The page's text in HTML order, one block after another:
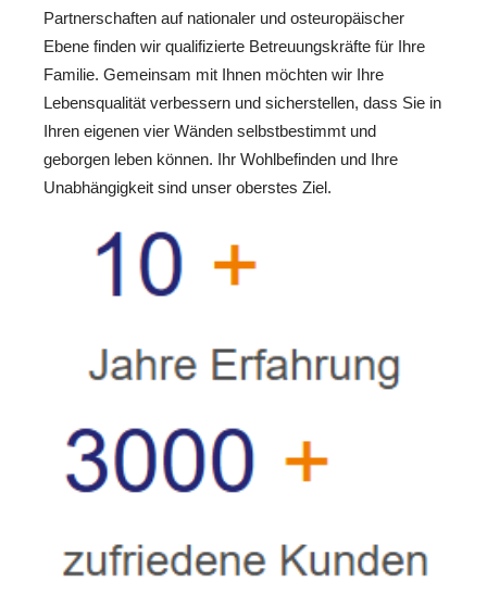
Partnerschaften auf nationaler und osteuropäischer
Ebene finden wir qualifizierte Betreuungskräfte für Ihre
Familie. Gemeinsam mit Ihnen möchten wir Ihre
Lebensqualität verbessern und sicherstellen, dass Sie in
Ihren eigenen vier Wänden selbstbestimmt und
geborgen leben können. Ihr Wohlbefinden und Ihre
Unabhängigkeit sind unser oberstes Ziel.